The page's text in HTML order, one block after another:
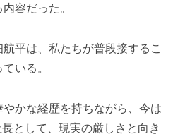
容だった。
平は、私たちが普段接するこ
いる。
かな経歴を持ちながら、今は
として、現実の厳しさと向き